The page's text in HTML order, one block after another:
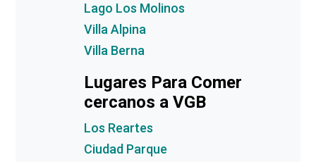
Lago Los Molinos
Villa Alpina
Villa Berna
Lugares Para Comer
cercanos a VGB
Los Reartes
Ciudad Parque